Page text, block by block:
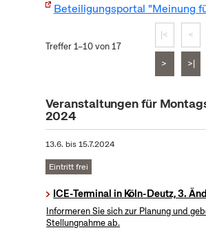
Beteiligungsportal "Meinung
Treffer 1–10 von 17
|< <
> >|
Veranstaltungen für
2024
13.6. bis15.7.2024
Eintritt frei
ICE-Terminal in Köln-Deutz, 3.
Informeren Sie sich zur Planung und
Stellungnahme ab.